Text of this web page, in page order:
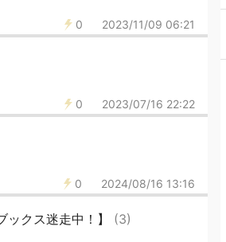
0 2023/11/09 06:21
0 2023/07/16 22:22
0 2024/08/16 13:16
ックス迷走中！】 (3)